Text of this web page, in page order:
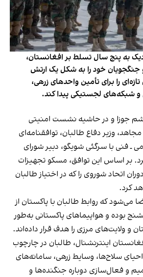
به پنج سال تسلط بر افغانستان،
جنگجویان خود را به شکل یک ارتش
را برای تأمین واحدهای زرهی،
و شبکه‌های لجستیکی پیدا کند.
جوزا و در حاشیه نشست امنیتی
وزیر دفاع طالبان، توافقنامه‌ای
ـ فنی با سرگئی شویگو، دبیر شورای
بر اساس این توافق، مسکو تجهیزات
اتحاد شوروی را که در اختیاز طالبان
کرد.
می‌شود که روابط طالبان با پاکستان از
بوده و هواپیماهای پاکستانی به‌طور
و ولایت‌های مرزی را هدف قرار داده‌اند.
اینترنشنال، طالبان در چارچوب
سلاح‌ها، وسایط زرهی، سامانه‌های
و فعال‌سازی دوباره جنگنده‌ها و